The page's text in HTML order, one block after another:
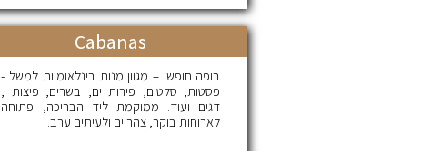
Cabanas
בופה חופשי – מגוון מנות בינלאומיות למשל -
פסטות, סלטים, פירות ים, בשרים, פיצות ,
דגים ועוד. ממוקמת ליד הבריכה, פתוחה
לארוחות בוקר, צהריים ולעיתים ערב.